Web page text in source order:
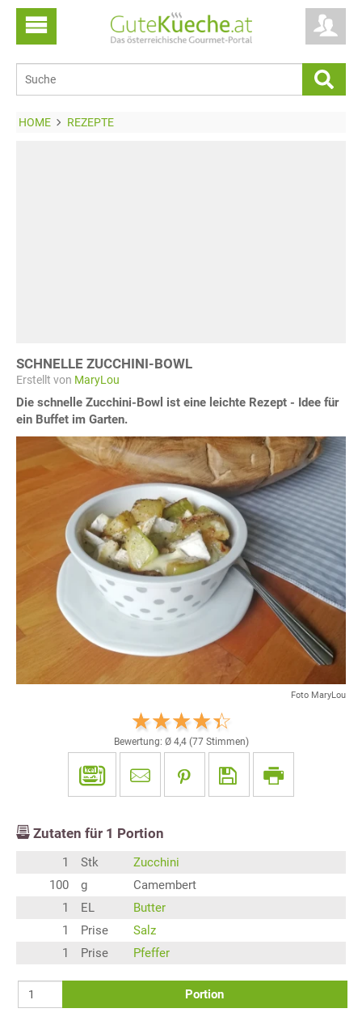
HOME REZEPTE
SCHNELLE ZUCCHINI-BOWL
Erstellt von MaryLou
Die schnelle Zucchini-Bowl ist eine leichte Rezept - Idee für
ein Buffet im Garten.
Foto MaryLou
Bewertung: Ø 4,4(77Stimmen)
Zutaten für 1 Portion
1 Stk
Zucchini
100
g
Camembert
1
EL
Butter
1
Prise
Salz
1
Prise Pfeffer
Portion